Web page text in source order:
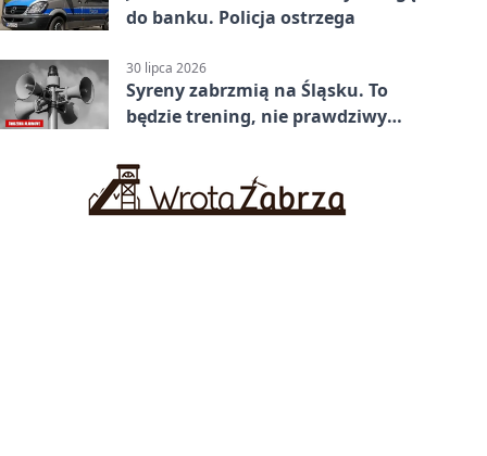
do banku. Policja ostrzega
30 lipca 2026
Syreny zabrzmią na Śląsku. To
będzie trening, nie prawdziwy